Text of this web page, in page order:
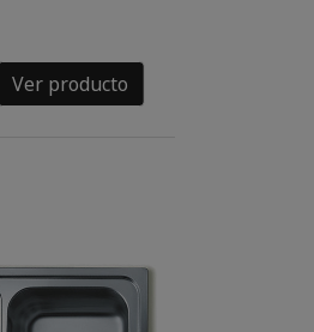
Ver producto